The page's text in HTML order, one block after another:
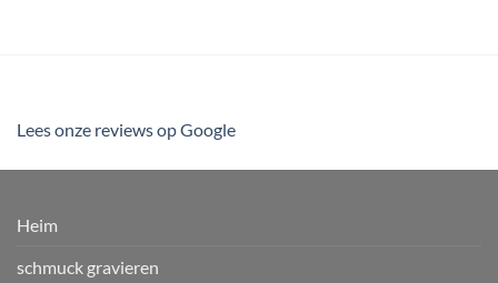
Lees onze reviews op Google
Heim
schmuck gravieren